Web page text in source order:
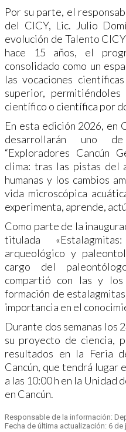
Por su parte, el
del CICY, Lic. Julio
evolución de Talento
hace 15 años, el
consolidado como un
las vocaciones
superior,
científico o científica por
En esta edición 2026, en
desarrollarán uno
“Exploradores Cancún
clima: tras las pistas del
humanas y los cambios
vida microscópica
experimenta, aprende,
Como parte de la
titulada
arqueológico y
cargo del
compartió con las y
formación de
importancia en el
Durante dos semanas los
su proyecto de ciencia,
resultados en la Feria
Cancún, que tendrá lugar
a las 10:00 h en la Unidad
en Cancún.
Responsable de la información:
Fecha de última actualización: 6 de